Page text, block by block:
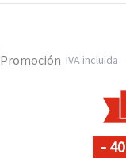
Promoción IVA incluida
- 40